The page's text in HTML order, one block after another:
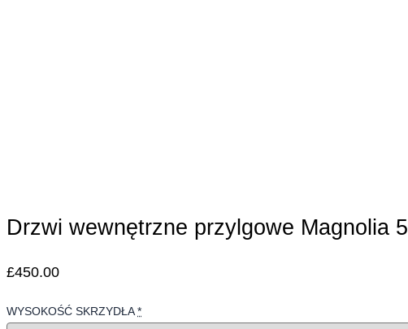
Drzwi wewnętrzne przylgowe Magnolia 5
£450.00
WYSOKOŚĆ SKRZYDŁA *